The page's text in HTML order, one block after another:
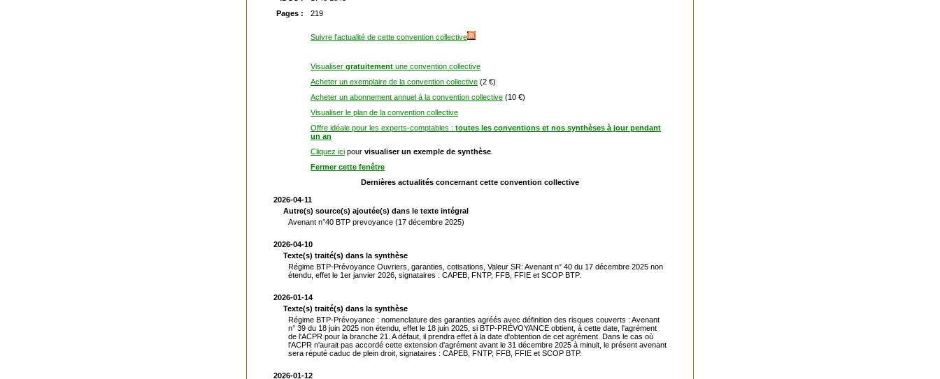
Pages :
219
Suivre l'actualité de cette convention collective
Visualiser gratuitement une convention collective
Acheter un exemplaire de la convention collective (2 €)
Acheter un abonnement annuel à la convention collective (10 €)
Visualiser le plan de la convention collective
Offre idéale pour les experts-comptables : toutes les conventions et nos synthèses à jour pendant
un an
Cliquez ici pour visualiser un exemple de synthèse
Fermer cette fenêtre
Dernières actualités concernant cette convention collective
2026-04-11
Autre(s) source(s) ajoutée(s) dans le texte intégral
Avenant n°40 BTP prevoyance (17 décembre 2025)
2026-04-10
Texte(s) traité(s) dans la synthèse
Régime BTP-Prévoyance Ouvriers, garanties, cotisations, Valeur SR: Avenant n° 40 du 17 décembre 2025 non
étendu, effet le 1er janvier 2026, signataires : CAPEB, FNTP, FFB, FFIE et SCOP BTP.
2026-01-14
Texte(s) traité(s) dans la synthèse
Régime BTP-Prévoyance : nomenclature des garanties agréés avec définition des risques couverts : Avenant
n° 39 du 18 juin 2025 non étendu, effet le 18 juin 2025, si BTP-PRÉVOYANCE obtient, à cette date, l'agrément
de l'ACPR pour la branche 21. A défaut, il prendra effet à la date d'obtention de cet agrément. Dans le cas où
l'ACPR n'aurait pas accordé cette extension d'agrément avant le 31 décembre 2025 à minuit, le présent avenant
sera réputé caduc de plein droit, signataires : CAPEB, FNTP, FFB, FFIE et SCOP BTP.
2026-01-12